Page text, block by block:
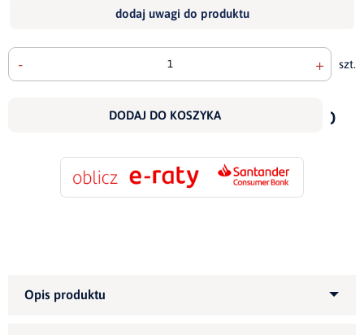
dodaj uwagi do produktu
- + szt.
DODAJ DO KOSZYKA
do